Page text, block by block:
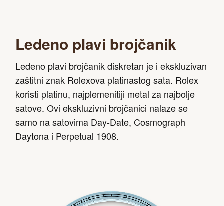
Ledeno plavi brojčanik
Ledeno plavi brojčanik diskretan je i ekskluzivan
zaštitni znak Rolexova platinastog sata. Rolex
koristi platinu, najplemenitiji metal za najbolje
satove. Ovi ekskluzivni brojčanici nalaze se
samo na satovima Day-Date, Cosmograph
Daytona i Perpetual 1908.